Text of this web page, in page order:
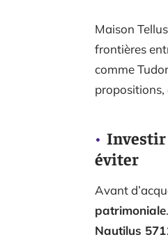
Maison
frontières
comme
Investir
éviter
Avant
patrimoniale
Nautilus